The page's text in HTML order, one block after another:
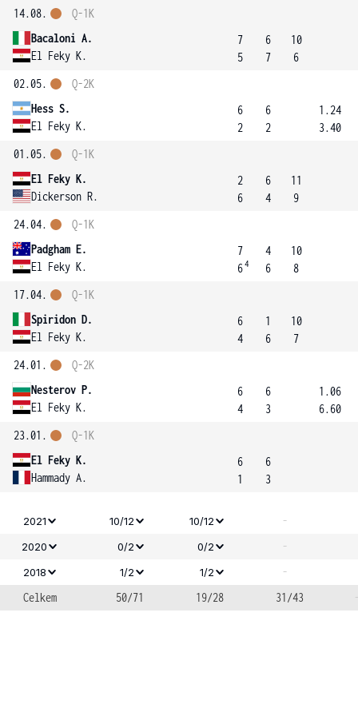
14.08.
Bacaloni A.
El Feky K.
Q-1K
7
5
6
7
10
6
02.05.
Hess S.
El Feky K.
Q-2K
6
2
6
2
1.24
3.40
01.05.
El Feky K.
Dickerson R.
Q-1K
2
6
6
4
11
9
24.04.
Padgham E.
El Feky K.
Q-1K
7
64
4
6
10
8
17.04.
Spiridon D.
El Feky K.
Q-1K
6
4
1
6
10
7
24.01.
Nesterov P.
El Feky K.
Q-2K
6
4
6
3
1.06
6.60
23.01.
El Feky K.
Hammady A.
Q-1K
6
1
6
3
2021 10/12 10/12 -
2020 0/2 0/2 -
2018 1/2 1/2
-
Celkem
50/71 19/28 31/43